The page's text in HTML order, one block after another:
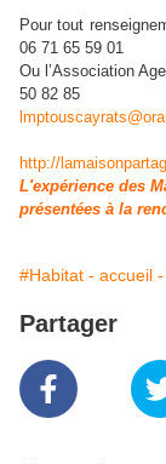
Pour tout
06 71 65 59 01
Ou l’Association
50 82 85
http://
L'expérience des
présentées à la
#Habitat - accueil
Partager